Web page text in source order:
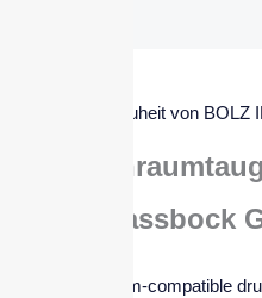
Neuheit von BOLZ
Fassbock
The cleanroom-compatible